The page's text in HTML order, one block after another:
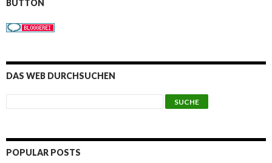
BUTTON
DAS WEB DURCHSUCHEN
POPULAR POSTS